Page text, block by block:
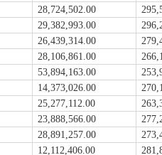
28,724,502.00
29,382,993.00
26,439,314.00
28,106,861.00
53,894,163.00
14,373,026.00
25,277,112.00
23,888,566.00
28,891,257.00
12,112,406.00